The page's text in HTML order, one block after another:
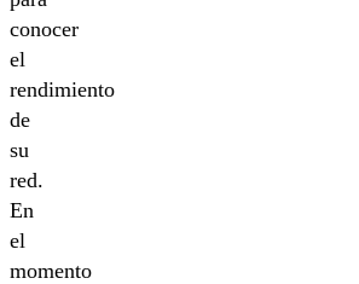
conocer
el
rendimiento
de
su
red.
En
el
momento